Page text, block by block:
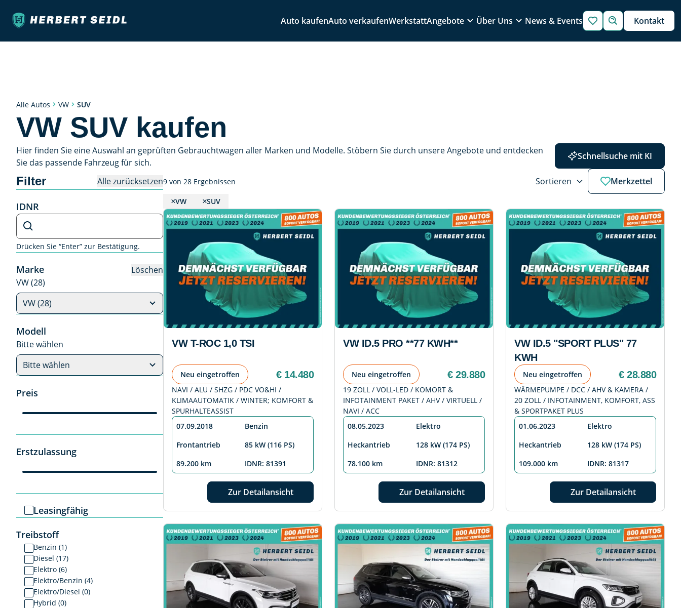
Auto kaufenAuto verkaufenWerkstattAngebote Über Uns News & Events Kontakt
Alle Autos VW SUV
VW SUV kaufen
Hier finden Sie eine Auswahl an geprüften Gebrauchtwagen aller Marken und Modelle. Stöbern Sie durch unsere Angebote und entdecken
Sie das passende Fahrzeug für sich.
Schnellsuche mit KI
Filter Alle zurücksetzen
IDNR
IDNR
Drücken Sie “Enter” zur Bestätigung.
Marke
Löschen
VW (28)
VW (28)
Modell
Bitte wählen
Bitte wählen
Preis
Erstzulassung
Leasingfähig
Treibstoff
Benzin (1)
Diesel (17)
Elektro (6)
Elektro/Benzin (4)
Elektro/Diesel (0)
Hybrid (0)
Merkzettel
9 von 28 Ergebnissen Sortieren
VW SUV
VW T-ROC 1,0 TSI
Neu eingetroffen € 14.480
NAVI / ALU / SHZG / PDC VO&HI /
KLIMAAUTOMATIK / WINTER; KOMFORT &
SPURHALTEASSIST
07.09.2018
Benzin
Frontantrieb
85 kW (116 PS)
89.200 km
IDNR: 81391
Zur Detailansicht
VW ID.5 PRO **77 KWH**
Neu eingetroffen € 29.880
19 ZOLL / VOLL-LED / KOMORT &
INFOTAINMENT PAKET / AHV / VIRTUELL /
NAVI / ACC
08.05.2023
Elektro
Heckantrieb
128 kW (174 PS)
78.100 km
IDNR: 81312
Zur Detailansicht
VW ID.5 "SPORT PLUS" 77
KWH
Neu eingetroffen € 28.880
WÄRMEPUMPE / DCC / AHV & KAMERA /
20 ZOLL / INFOTAINMENT, KOMFORT, ASS
& SPORTPAKET PLUS
01.06.2023
Elektro
Heckantrieb
128 kW (174 PS)
109.000 km
IDNR: 81317
Zur Detailansicht